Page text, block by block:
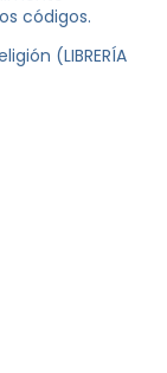
códigos.
(LIBRERÍA